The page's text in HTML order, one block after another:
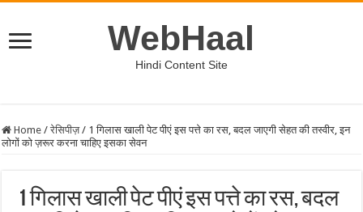
WebHaal
Hindi Content Site
Home / रेसिपीज़ / 1 गिलास खाली पेट पीएं इस पत्ते का रस, बदल जाएगी सेहत की तस्वीर, इन
लोगों को ज़रूर करना चाहिए इसका सेवन
1 गिलास खाली पेट पीएं इस पत्ते का रस, बदल